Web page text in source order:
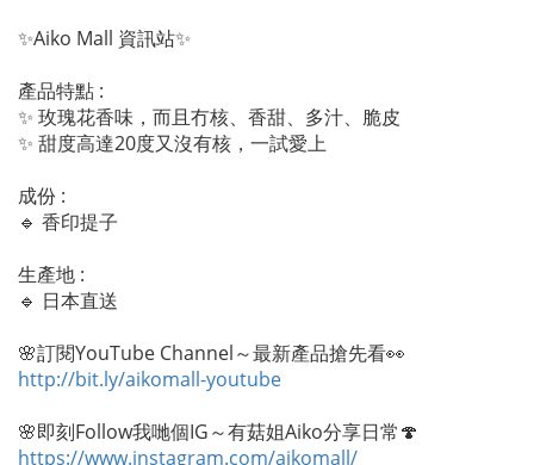
✨Aiko Mall 資訊站✨
產品特點 :
✨ 玫瑰花香味，而且冇核、香甜、多汁、脆皮
✨ 甜度高達20度又沒有核，一試愛上
成份 :
🔹 ️香印提子
生產地 :
🔹 日本直送
🌸訂閱YouTube Channel～最新產品搶先看👀
http://bit.ly/aikomall-youtube
🌸即刻Follow我哋個IG～有菇姐Aiko分享日常🍄
https://www.instagram.com/aikomall/